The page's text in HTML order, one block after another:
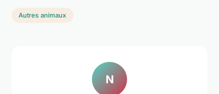
Autres animaux
N